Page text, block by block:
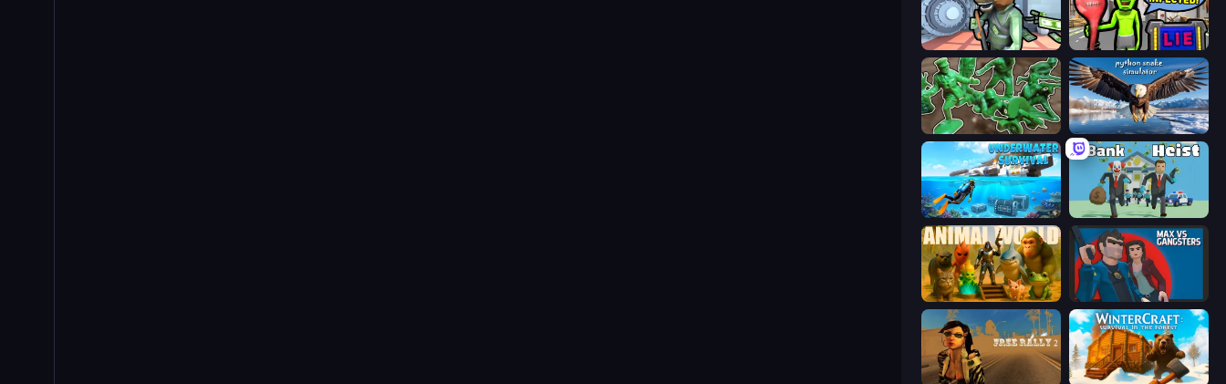
Bank Robbery I Am Not Infected!
Soldiers - Capture and Control! Python Snake Simulator
Underwater Survival: Deep Dive Bank Heist
Animal World Max vs Gangsters